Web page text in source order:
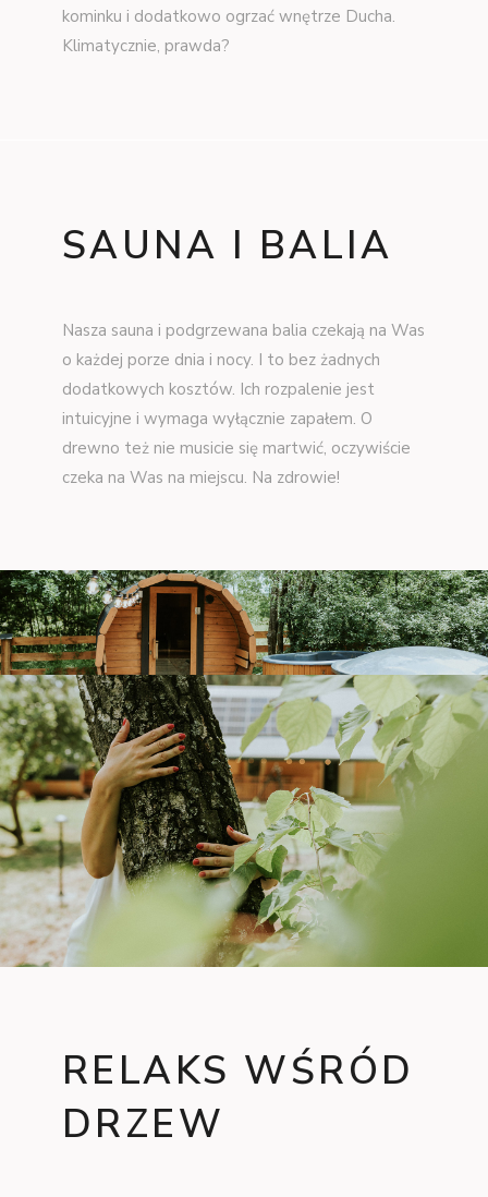
kominku i dodatkowo ogrzać wnętrze Ducha.
Klimatycznie, prawda?
SAUNA I BALIA
Nasza sauna i podgrzewana balia czekają na Was
o każdej porze dnia i nocy. I to bez żadnych
dodatkowych kosztów. Ich rozpalenie jest
intuicyjne i wymaga wyłącznie zapałem. O
drewno też nie musicie się martwić, oczywiście
czeka na Was na miejscu. Na zdrowie!
RELAKS WŚRÓD
DRZEW